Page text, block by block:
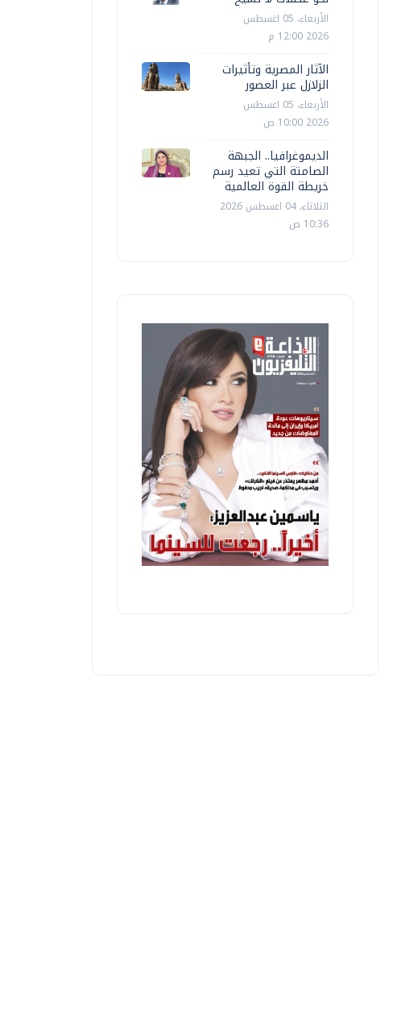
الأربعاء، 05 اغسطس
2026 12:00 م
الآثار المصرية وتأثيرات
الزلازل عبر العصور
الأربعاء، 05 اغسطس
2026 10:00 ص
الديموغرافيا.. الجبهة
الصامتة التي تعيد رسم
خريطة القوة العالمية
الثلاثاء، 04 اغسطس 2026
10:36 ص